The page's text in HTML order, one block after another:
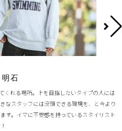
石
くれる場所。上を目指したいタイプの人には
なスタッフには没頭できる環境を、と今より
す。イマに不安感を持っているスタイリスト